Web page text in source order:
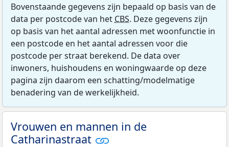
Bovenstaande gegevens zijn bepaald op basis van de
data per postcode van het CBS. Deze gegevens zijn
op basis van het aantal adressen met woonfunctie in
een postcode en het aantal adressen voor die
postcode per straat berekend. De data over
inwoners, huishoudens en woningwaarde op deze
pagina zijn daarom een schatting/modelmatige
benadering van de werkelijkheid.
Vrouwen en mannen in de
Catharinastraat